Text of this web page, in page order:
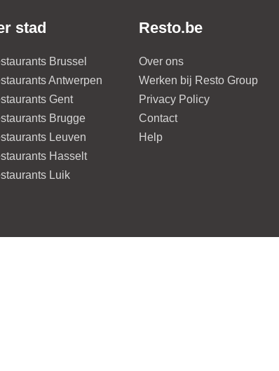
stad
Brussel
Antwerpen
Gent
Brugge
Leuven
Hasselt
Luik
Resto.be
Over ons
Werken bij Resto Group
Privacy Policy
Contact
Help